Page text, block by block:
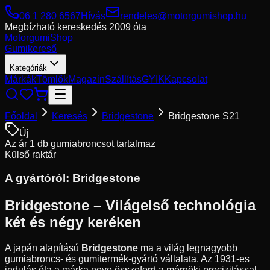
06 1 280 6567Hívás
rendeles@motorgumishop.hu
Megbízható kereskedés 2009 óta
MotorgumiShop
Gumikereső
Kategóriák
MárkákTömlőkMagazinSzállításGYIKKapcsolat
Főoldal Keresés Bridgestone
Bridgestone S21
Új
Az ár 1 db gumiabroncsot tartalmaz
Külső raktár
A gyártóról: Bridgestone
Bridgestone – Világelső technológia
két és négy keréken
A japán alapítású Bridgestone ma a világ legnagyobb
gumiabroncs- és gumitermék-gyártó vállalata. Az 1931-es